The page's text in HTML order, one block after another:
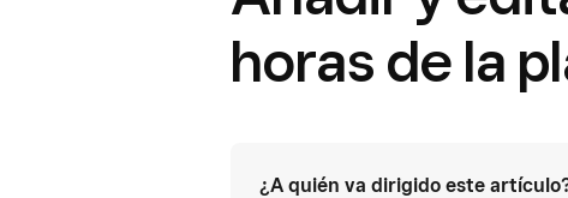
horas de la
¿A quién va dirigido este